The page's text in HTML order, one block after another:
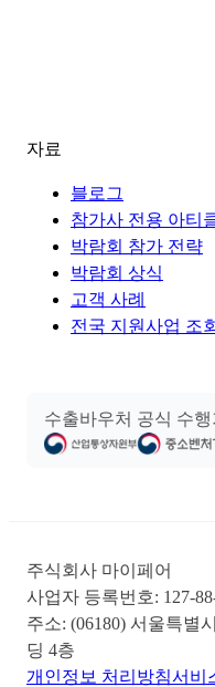
자료
블로그
참가사 전용 아티
박람회 참가 전략
박람회 상식
고객 사례
전국 지원사업 조회
수출바우처 공식 수
주식회사 마이페어
사업자 등록번호: 127-
주소: (06180) 서울특별
딩 4층
개인정보 처리방침서비